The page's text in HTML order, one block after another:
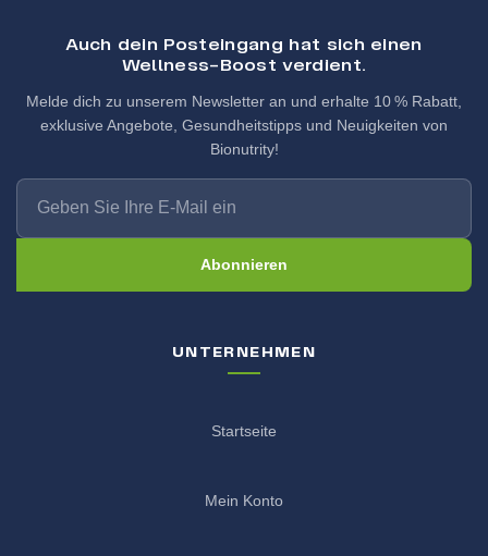
Auch dein Posteingang hat sich einen
Wellness-Boost verdient.
Melde dich zu unserem Newsletter an und erhalte 10 % Rabatt,
exklusive Angebote, Gesundheitstipps und Neuigkeiten von
Bionutrity!
Abonnieren
UNTERNEHMEN
Startseite
Mein Konto